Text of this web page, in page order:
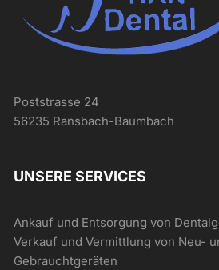
Poststrasse 24
56235 Ransbach-Baumbach
UNSERE SERVICES
Ankauf und Entsorgung von
Verkauf und Vermittlung von Neu-
Gebrauchtgeräten